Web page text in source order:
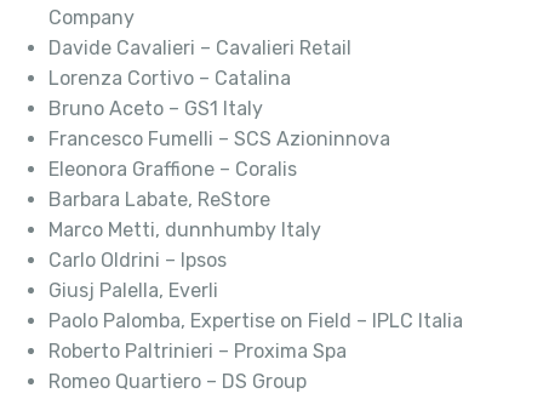
Company
Davide Cavalieri – Cavalieri Retail
Lorenza Cortivo – Catalina
Bruno Aceto – GS1 Italy
Francesco Fumelli – SCS Azioninnova
Eleonora Graffione – Coralis
Barbara Labate, ReStore
Marco Metti, dunnhumby Italy
Carlo Oldrini – Ipsos
Giusj Palella, Everli
Paolo Palomba, Expertise on Field – IPLC Italia
Roberto Paltrinieri – Proxima Spa
Romeo Quartiero – DS Group